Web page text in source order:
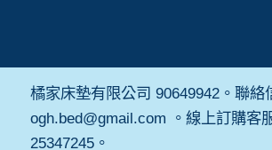
橘家床墊有限公司 90649942。聯絡
ogh.bed@gmail.com 。線上訂購客
25347245。